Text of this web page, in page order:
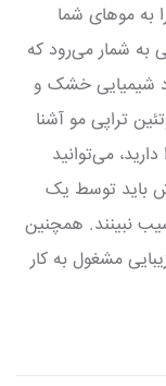
به موهای شما
به شمار می‌رود که
شیمیایی خشک و
تراپی مو آشنا
می‌توانید
باید توسط یک
نبینند. همچنین
مشغول به کار